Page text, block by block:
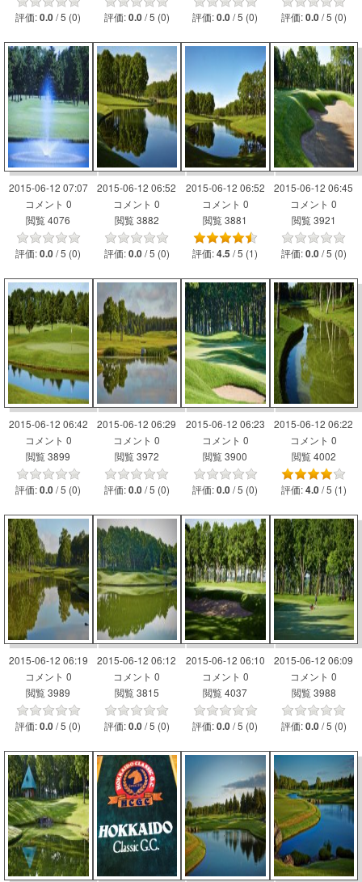
評価:0.0 / 5 (0) 評価:0.0 / 5 (0) 評価:0.0 / 5 (0) 評価:0.0 / 5 (0)
2015-06-12 07:07
コメント 0
閲覧 4076
評価:0.0 / 5 (0)
2015-06-12 06:52
コメント 0
閲覧 3882
評価:0.0 / 5 (0)
2015-06-12 06:52
コメント 0
閲覧 3881
評価:4.5 / 5 (1)
2015-06-12 06:45
コメント 0
閲覧 3921
評価:0.0 / 5 (0)
2015-06-12 06:42
コメント 0
閲覧 3899
評価:0.0 / 5 (0)
2015-06-12 06:29
コメント 0
閲覧 3972
評価:0.0 / 5 (0)
2015-06-12 06:23
コメント 0
閲覧 3900
評価:0.0 / 5 (0)
2015-06-12 06:22
コメント 0
閲覧 4002
評価:4.0 / 5 (1)
2015-06-12 06:19
コメント 0
閲覧 3989
評価:0.0 / 5 (0)
2015-06-12 06:12
コメント 0
閲覧 3815
評価:0.0 / 5 (0)
2015-06-12 06:10
コメント 0
閲覧 4037
評価:0.0 / 5 (0)
2015-06-12 06:09
コメント 0
閲覧 3988
評価:0.0 / 5 (0)